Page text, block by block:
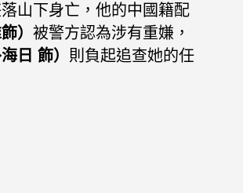
山下身亡，他的中國籍配
） 被警方認為涉有重嫌，
日 飾） 則負起追查她的任